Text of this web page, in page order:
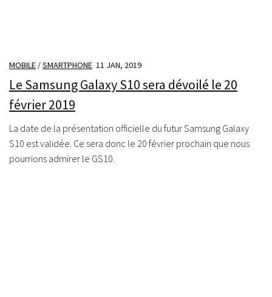
MOBILE /SMARTPHONE 11 JAN, 2019
Le Samsung Galaxy S10 sera dévoilé le 20
février 2019
La date de la présentation officielle du futur Samsung Galaxy
S10 est validée. Ce sera donc le 20 février prochain que nous
pourrions admirer le GS10.